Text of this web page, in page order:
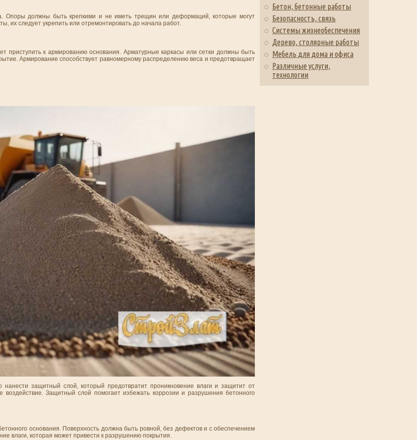
Опоры должны быть крепкими и не иметь трещин или деформаций, которые могут
их следует укрепить или отремонтировать до начала работ.
приступить к армированию основания. Арматурные каркасы или сетки должны быть
Армирование способствует равномерному распределению веса и предотвращает
защитный слой, который предотвратит проникновение влаги и защитит от
Защитный слой помогает избежать коррозии и разрушения бетонного
основания. Поверхность должна быть ровной, без дефектов и с обеспечением
влаги, которая может привести к разрушению покрытия.
Бетон, бетонные работы
Безопасность, связь
Системы жизнеобеспечения
Дерево, столярные работы
Мебель для дома и офиса
Различные услуги,
технологии